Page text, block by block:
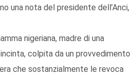
una nota del presidente dell’Anci,
nigeriana, madre di una
colpita da un provvedimento
che sostanzialmente le revoca